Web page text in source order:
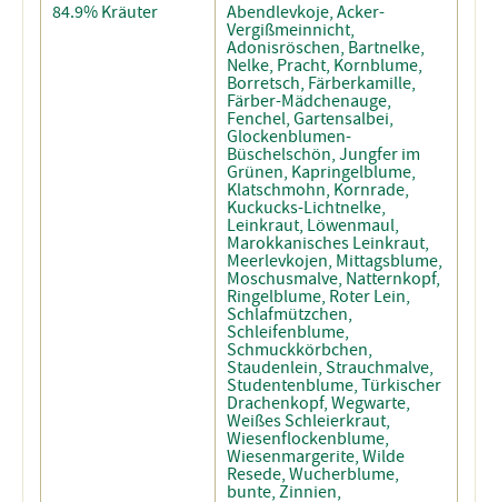
84.9% Kräuter
Abendlevkoje, Acker-
Vergißmeinnicht,
Adonisröschen, Bartnelke,
Nelke, Pracht, Kornblume,
Borretsch, Färberkamille,
Färber-Mädchenauge,
Fenchel, Gartensalbei,
Glockenblumen-
Büschelschön, Jungfer im
Grünen, Kapringelblume,
Klatschmohn, Kornrade,
Kuckucks-Lichtnelke,
Leinkraut, Löwenmaul,
Marokkanisches Leinkraut,
Meerlevkojen, Mittagsblume,
Moschusmalve, Natternkopf,
Ringelblume, Roter Lein,
Schlafmützchen,
Schleifenblume,
Schmuckkörbchen,
Staudenlein, Strauchmalve,
Studentenblume, Türkischer
Drachenkopf, Wegwarte,
Weißes Schleierkraut,
Wiesenflockenblume,
Wiesenmargerite, Wilde
Resede, Wucherblume,
bunte, Zinnien,